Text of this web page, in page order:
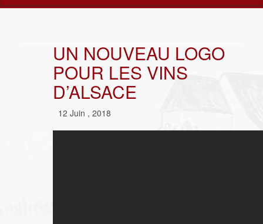
UN NOUVEAU LOGO
POUR LES VINS
D’ALSACE
12 Juin , 2018